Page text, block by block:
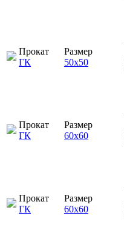
Прокат
ГК
Размер
50х50
Прокат
ГК
Размер
60х60
Прокат
ГК
Размер
60х60